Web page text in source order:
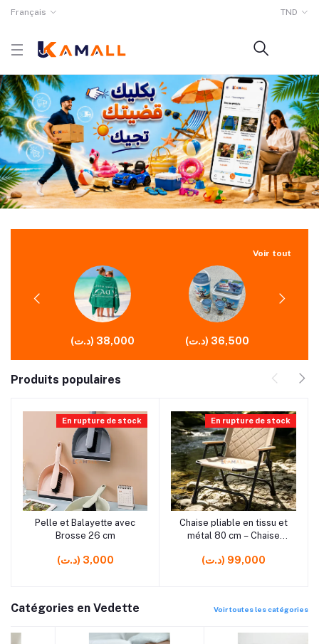
Français TND
Voir tout
(د.ت) 38,000 (د.ت) 36,500
Produits populaires
rrrrrr0 rrrrrr0
En rupture de stock
Ajouter au panier
Pelle et Balayette avec
Brosse 26 cm
(د.ت) 3,000
rrrrrr0 rrrrrr0
En rupture de stock
Ajouter au panier
Chaise pliable en tissu et
métal 80 cm – Chaise
(د.ت) 99,000
Catégories en Vedette Voir toutes les catégories